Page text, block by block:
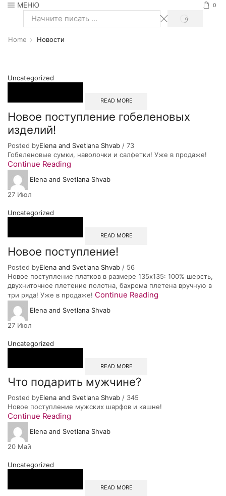
МЕНЮ 0
Search
SEARCH
Home Новости
Uncategorized
READ MORE
Новое поступление гобеленовых
изделий!
Posted byElena and Svetlana Shvab / 73
Гобеленовые сумки, наволочки и салфетки! Уже в продаже!
Continue Reading
Elena and Svetlana Shvab
27 Июл
Uncategorized
READ MORE
Новое поступление!
Posted byElena and Svetlana Shvab / 56
Новое поступление платков в размере 135х135: 100% шерсть,
двухниточное плетение полотна, бахрома плетена вручную в
три ряда! Уже в продаже! Continue Reading
Elena and Svetlana Shvab
27 Июл
Uncategorized
READ MORE
Что подарить мужчине?
Posted byElena and Svetlana Shvab / 345
Новое поступление мужских шарфов и кашне!
Continue Reading
Elena and Svetlana Shvab
20 Май
Uncategorized
READ MORE